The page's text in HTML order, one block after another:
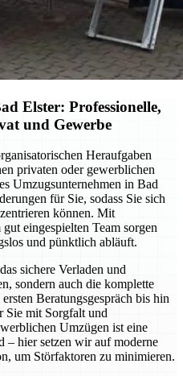
Elster: Professionelle,
und Gewerbe
Heraufgaben
privaten oder gewerblichen
Umzugsunternehmen in Bad
für Sie, sodass Sie sich
können. Mit
eingespielten Team sorgen
und pünktlich abläuft.
sichere Verladen und
sondern auch die komplette
Beratungsgespräch bis hin
Sie mit Sorgfalt und
Umzügen ist eine
– hier setzen wir auf moderne
um Störfaktoren zu minimieren.